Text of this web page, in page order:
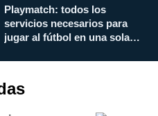
Playmatch: todos los
servicios necesarios para
jugar al fútbol en una sola